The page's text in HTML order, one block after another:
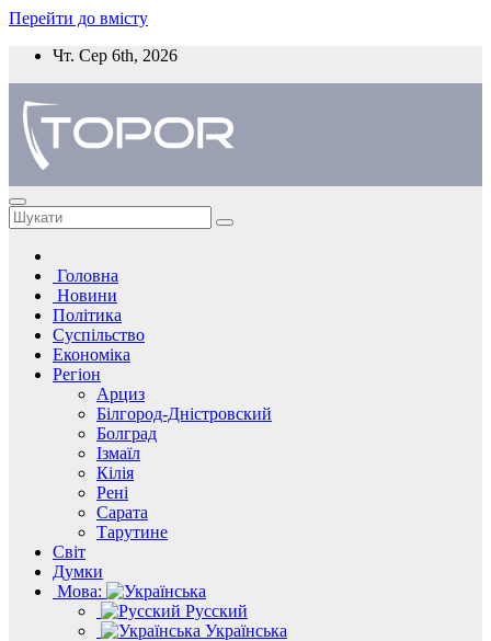
Перейти до вмісту
Чт. Сер 6th, 2026
Головна
Новини
Політика
Суспільство
Економіка
Регіон
Арциз
Білгород-Дністровский
Болград
Ізмаїл
Кілія
Рені
Сарата
Тарутине
Світ
Думки
Мова:
Русский
Українська